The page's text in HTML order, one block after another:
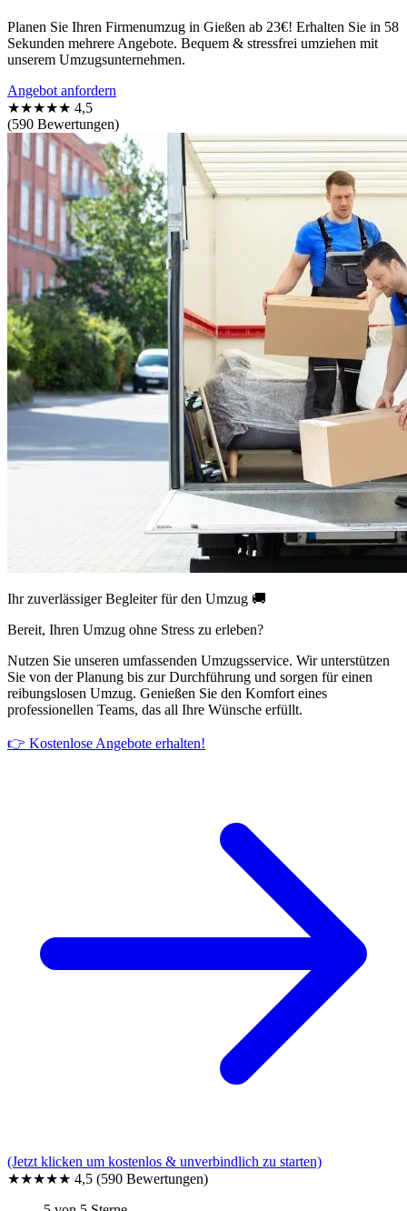
Planen Sie Ihren Firmenumzug in Gießen ab 23€! Erhalten Sie in 58
Sekunden mehrere Angebote. Bequem & stressfrei umziehen mit
unserem Umzugsunternehmen.
Angebot anfordern
★★★★★ 4,5
(590 Bewertungen)
Ihr zuverlässiger Begleiter für den Umzug 🚚
Bereit, Ihren Umzug ohne Stress zu erleben?
Nutzen Sie unseren umfassenden Umzugsservice. Wir unterstützen
Sie von der Planung bis zur Durchführung und sorgen für einen
reibungslosen Umzug. Genießen Sie den Komfort eines
professionellen Teams, das all Ihre Wünsche erfüllt.
👉 Kostenlose Angebote erhalten!
(Jetzt klicken um kostenlos & unverbindlich zu starten)
★★★★★ 4,5 (590 Bewertungen)